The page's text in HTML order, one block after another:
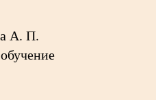
А. П.